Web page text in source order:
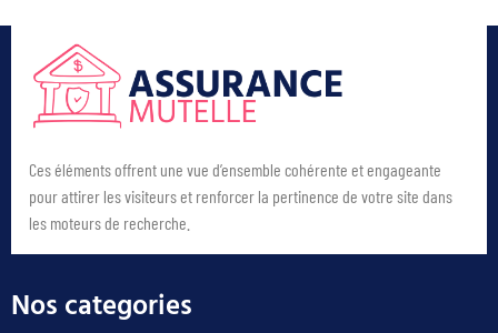
Ces éléments offrent une vue d’ensemble cohérente et engageante
pour attirer les visiteurs et renforcer la pertinence de votre site dans
les moteurs de recherche.
Nos categories